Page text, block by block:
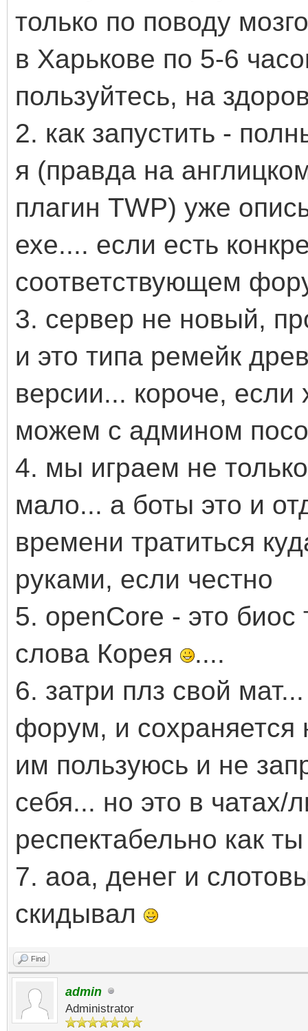
только по поводу
в Харькове по 5-6
пользуйтесь, на
2. как запустить -
я (правда на
плагин TWP) уже
ехе.... если есть
соответствующем
3. сервер не новый,
и это типа ремейк
версии... короче,
можем с админом
4. мы играем не
мало... а боты это и
времени тратиться
руками, если честно
5. openCore - это биос
слова Корея
....
6. затри плз свой
форум, и сохраняется
им пользуюсь и не
себя... но это в чатах/
респектабельно как
7. аоа, денег и
скидывал
Find
admin
Administrator